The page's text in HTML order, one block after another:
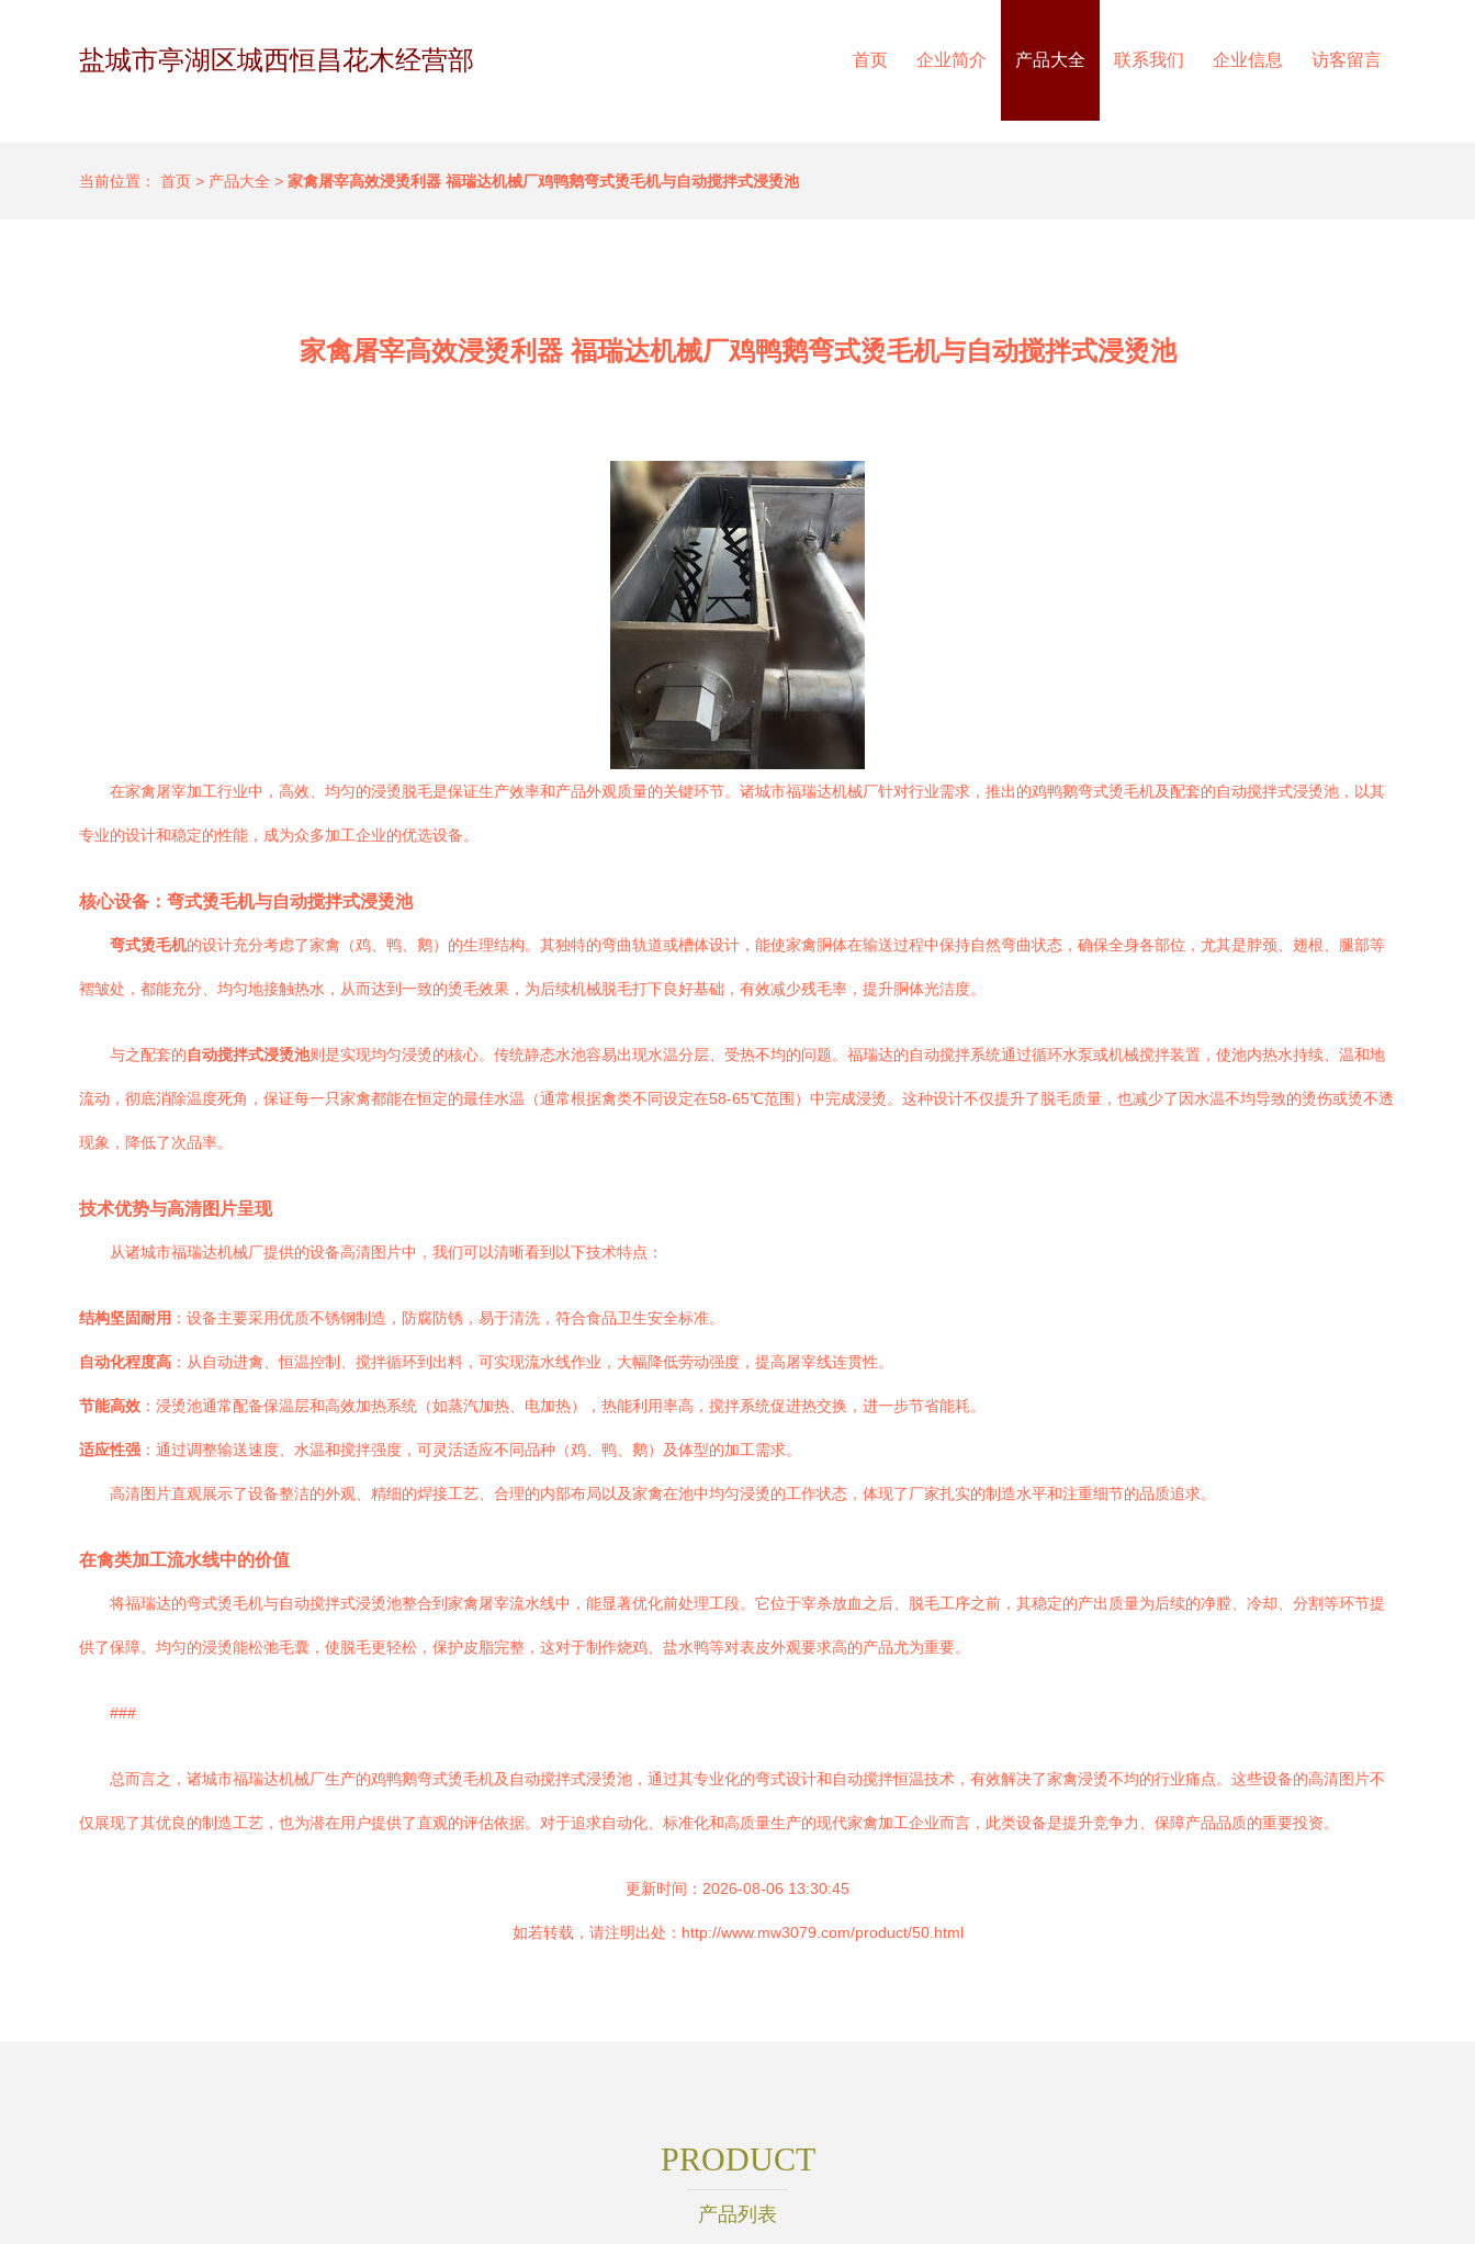
盐城市亭湖区城西恒昌花木经营部 首页 企业简介 产品大全 联系我们 企业信息 访客留言
当前位置： 首页 > 产品大全 > 家禽屠宰高效浸烫利器 福瑞达机械厂鸡鸭鹅弯式烫毛机与自动搅拌式浸烫池
家禽屠宰高效浸烫利器 福瑞达机械厂鸡鸭鹅弯式烫毛机与自动搅拌式浸烫池
在家禽屠宰加工行业中，高效、均匀的浸烫脱毛是保证生产效率和产品外观质量的关键环节。诸城市福瑞达机械厂针对行业需求，推出的鸡鸭鹅弯式烫毛机及配套的自动搅拌式浸烫池，以其
专业的设计和稳定的性能，成为众多加工企业的优选设备。
核心设备：弯式烫毛机与自动搅拌式浸烫池
弯式烫毛机的设计充分考虑了家禽（鸡、鸭、鹅）的生理结构。其独特的弯曲轨道或槽体设计，能使家禽胴体在输送过程中保持自然弯曲状态，确保全身各部位，尤其是脖颈、翅根、腿部等
褶皱处，都能充分、均匀地接触热水，从而达到一致的烫毛效果，为后续机械脱毛打下良好基础，有效减少残毛率，提升胴体光洁度。
与之配套的自动搅拌式浸烫池则是实现均匀浸烫的核心。传统静态水池容易出现水温分层、受热不均的问题。福瑞达的自动搅拌系统通过循环水泵或机械搅拌装置，使池内热水持续、温和地
流动，彻底消除温度死角，保证每一只家禽都能在恒定的最佳水温（通常根据禽类不同设定在58-65℃范围）中完成浸烫。这种设计不仅提升了脱毛质量，也减少了因水温不均导致的烫伤或烫不透
现象，降低了次品率。
技术优势与高清图片呈现
从诸城市福瑞达机械厂提供的设备高清图片中，我们可以清晰看到以下技术特点：
结构坚固耐用 ：设备主要采用优质不锈钢制造，防腐防锈，易于清洗，符合食品卫生安全标准。
自动化程度高 ：从自动进禽、恒温控制、搅拌循环到出料，可实现流水线作业，大幅降低劳动强度，提高屠宰线连贯性。
节能高效 ：浸烫池通常配备保温层和高效加热系统（如蒸汽加热、电加热），热能利用率高，搅拌系统促进热交换，进一步节省能耗。
适应性强 ：通过调整输送速度、水温和搅拌强度，可灵活适应不同品种（鸡、鸭、鹅）及体型的加工需求。
高清图片直观展示了设备整洁的外观、精细的焊接工艺、合理的内部布局以及家禽在池中均匀浸烫的工作状态，体现了厂家扎实的制造水平和注重细节的品质追求。
在禽类加工流水线中的价值
将福瑞达的弯式烫毛机与自动搅拌式浸烫池整合到家禽屠宰流水线中，能显著优化前处理工段。它位于宰杀放血之后、脱毛工序之前，其稳定的产出质量为后续的净膛、冷却、分割等环节提
供了保障。均匀的浸烫能松弛毛囊，使脱毛更轻松，保护皮脂完整，这对于制作烧鸡、盐水鸭等对表皮外观要求高的产品尤为重要。
###
总而言之，诸城市福瑞达机械厂生产的鸡鸭鹅弯式烫毛机及自动搅拌式浸烫池，通过其专业化的弯式设计和自动搅拌恒温技术，有效解决了家禽浸烫不均的行业痛点。这些设备的高清图片不
仅展现了其优良的制造工艺，也为潜在用户提供了直观的评估依据。对于追求自动化、标准化和高质量生产的现代家禽加工企业而言，此类设备是提升竞争力、保障产品品质的重要投资。
更新时间：2026-08-06 13:30:45
如若转载，请注明出处：http://www.mw3079.com/product/50.html
PRODUCT
产品列表